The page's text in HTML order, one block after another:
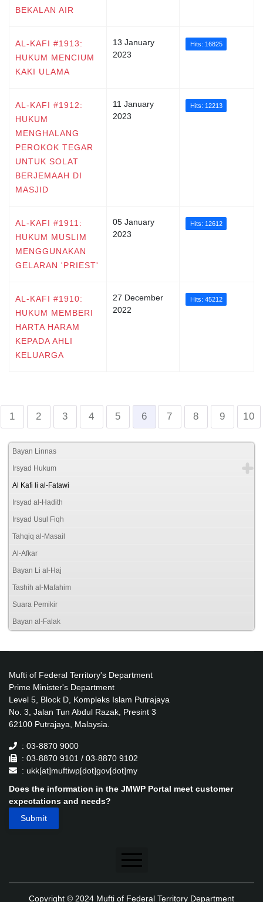
BEKALAN AIR
AL-KAFI #1913:
HUKUM MENCIUM
KAKI ULAMA
13 January
2023
Hits: 16825
AL-KAFI #1912:
HUKUM
MENGHALANG
PEROKOK TEGAR
UNTUK SOLAT
BERJEMAAH DI
MASJID
11 January
2023
Hits: 12213
AL-KAFI #1911:
HUKUM MUSLIM
MENGGUNAKAN
GELARAN 'PRIEST'
05 January
2023
Hits: 12612
AL-KAFI #1910:
HUKUM MEMBERI
HARTA HARAM
KEPADA AHLI
KELUARGA
27 December
2022
Hits: 45212
1 2 3 4 5 6 7 8 9 10
Bayan Linnas
Irsyad Hukum
Al Kafi li al-Fatawi
Irsyad al-Hadith
Irsyad Usul Fiqh
Tahqiq al-Masail
Al-Afkar
Bayan Li al-Haj
Tashih al-Mafahim
Suara Pemikir
Bayan al-Falak
Mufti of Federal Territory's Department
Prime Minister's Department
Level 5, Block D, Kompleks Islam Putrajaya
No. 3, Jalan Tun Abdul Razak, Presint 3
62100 Putrajaya, Malaysia.
: 03-8870 9000
: 03-8870 9101 / 03-8870 9102
: ukk[at]muftiwp[dot]gov[dot]my
Does the information in the JMWP Portal meet customer
expectations and needs?
Disclaimer
Copyright © 2024 Mufti of Federal Territory Department